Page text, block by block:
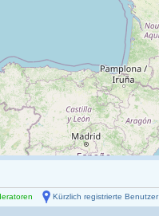
Kürzlich registrierte Benutzer